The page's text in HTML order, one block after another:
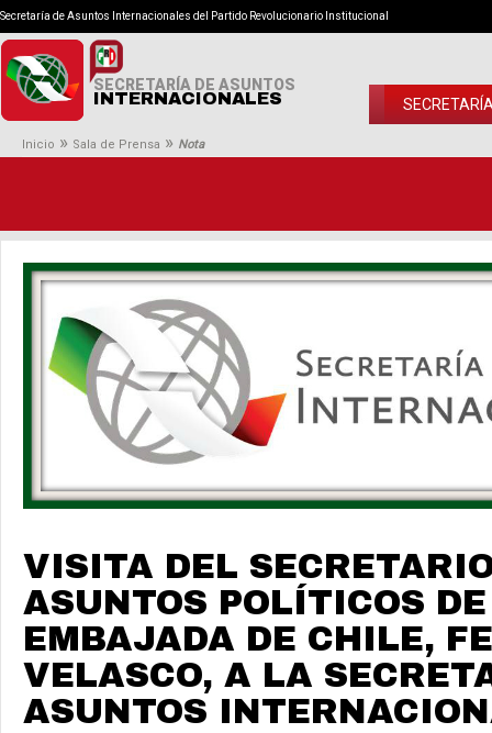
Secretaría de Asuntos Internacionales del Partido Revolucionario Institucional
SECRETARÍA DE ASUNTOS
INTERNACIONALES
Inicio » Sala de Prensa » Nota
VISITA DEL
ASUNTOS POLÍTICOS
EMBAJADA DE CHILE,
VELASCO, A LA
ASUNTOS